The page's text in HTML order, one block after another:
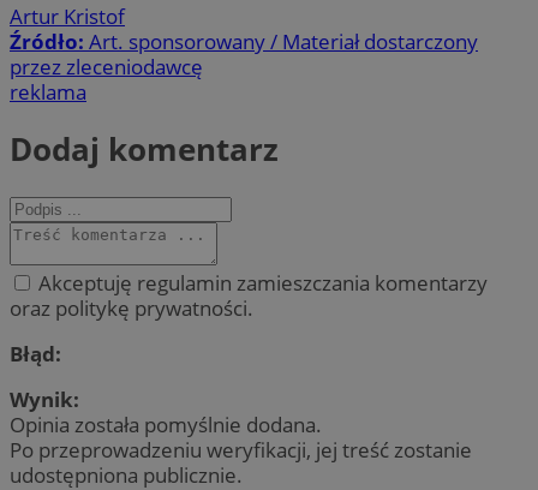
Artur Kristof
Źródło: Art. sponsorowany / Materiał dostarczony
przez zleceniodawcę
reklama
Dodaj komentarz
Akceptuję regulamin zamieszczania komentarzy
oraz politykę prywatności.
Błąd:
Wynik:
Opinia została pomyślnie dodana.
Po przeprowadzeniu weryfikacji, jej treść zostanie
udostępniona publicznie.